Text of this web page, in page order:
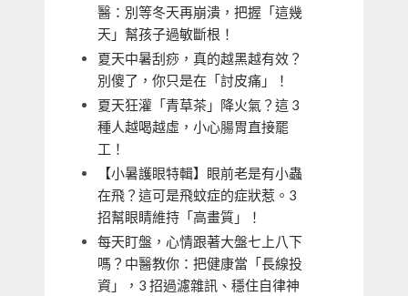
醫：別等冬天再崩潰，把握「這幾
天」幫孩子過敏斷根！
夏天中暑刮痧，真的越黑越有效？
別傻了，你只是在「討皮痛」！
夏天狂灌「青草茶」降火氣？這 3
種人越喝越虛，小心腸胃直接罷
工！
【小暑護眼特輯】眼前老是有小蟲
在飛？這可是飛蚊症的症狀惹。3
招幫眼睛維持「高畫質」！
每天盯盤，心情跟著大盤七上八下
嗎？中醫教你：把健康當「長線投
資」，3 招過濾雜訊、穩住自律神